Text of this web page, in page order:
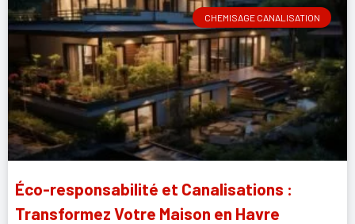
CHEMISAGE CANALISATION
Éco-responsabilité et Canalisations :
Transformez Votre Maison en Havre